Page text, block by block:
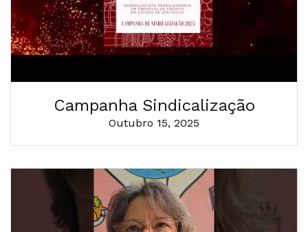
Campanha Sindicalização
Outubro 15, 2025